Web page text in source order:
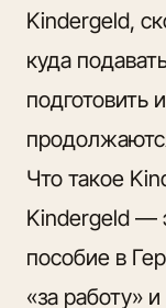
Kindergeld,
куда
подготовить
Что такое
Kindergeld —
пособие в
«за работу»